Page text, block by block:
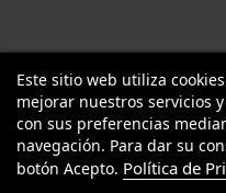
TU LLAMAS GROW
Este sitio web utiliza
mejorar nuestros servicios
con sus preferencias
navegación. Para dar su
botón Acepto. Política de